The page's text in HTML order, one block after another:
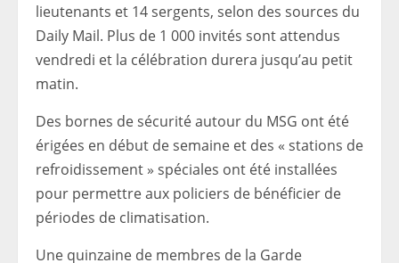
lieutenants et 14 sergents, selon des sources du
Daily Mail. Plus de 1 000 invités sont attendus
vendredi et la célébration durera jusqu’au petit
matin.
Des bornes de sécurité autour du MSG ont été
érigées en début de semaine et des « stations de
refroidissement » spéciales ont été installées
pour permettre aux policiers de bénéficier de
périodes de climatisation.
Une quinzaine de membres de la Garde